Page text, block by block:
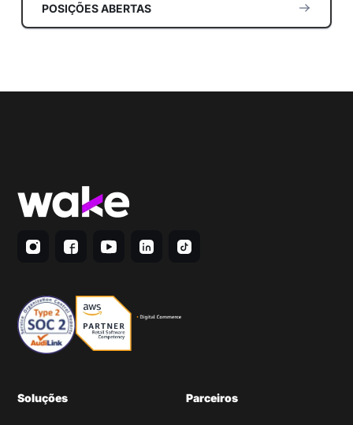
POSIÇÕES ABERTAS
Soluções Parceiros